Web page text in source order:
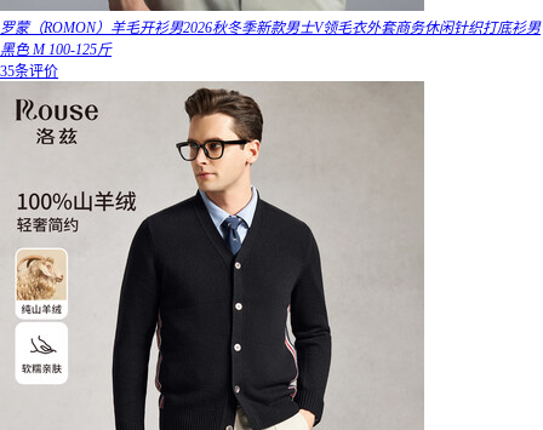
罗蒙（ROMON）羊毛开衫男2026秋冬季新款男士V领毛衣外套商务休闲针织打底衫男
黑色 M 100-125斤
35条评价